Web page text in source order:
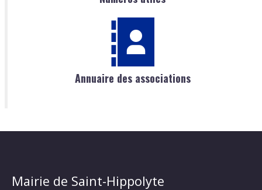
Annuaire des associations
Mairie de Saint-Hippolyte